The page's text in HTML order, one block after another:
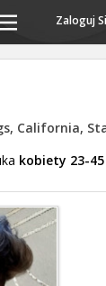
Zaloguj
California,
kobiety 23-